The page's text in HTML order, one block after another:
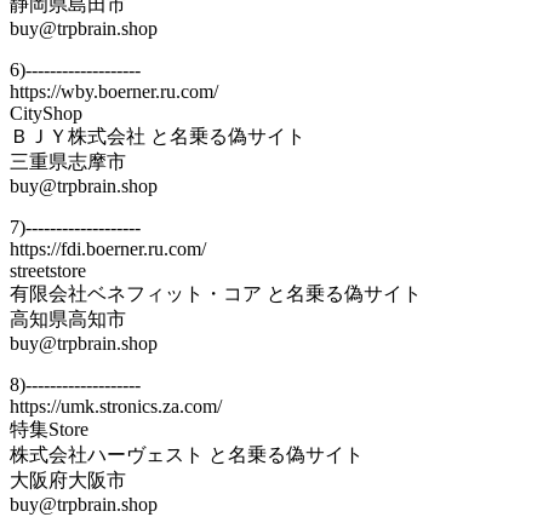
静岡県島田市
buy@trpbrain.shop
6)-------------------
https://wby.boerner.ru.com/
CityShop
ＢＪＹ株式会社 と名乗る偽サイト
三重県志摩市
buy@trpbrain.shop
7)-------------------
https://fdi.boerner.ru.com/
streetstore
有限会社ベネフィット・コア と名乗る偽サイト
高知県高知市
buy@trpbrain.shop
8)-------------------
https://umk.stronics.za.com/
特集Store
株式会社ハーヴェスト と名乗る偽サイト
大阪府大阪市
buy@trpbrain.shop